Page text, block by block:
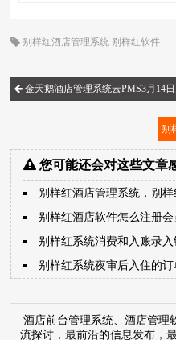
别样红酒店管理系统 别样红软件
金天鹅酒店管理系统云PMS3月14
别
您可能还会对这些文章
别样红酒店管理系统，别样
别样红酒店软件怎么注册
别样红系统消费和入账录入
别样红系统夜审后入住的
酒店前台管理系统、酒店管理
流探讨，最前沿的信息发布，